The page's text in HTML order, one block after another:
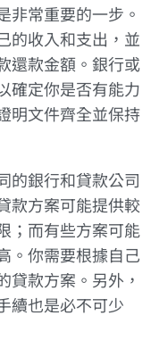
非常重要的一步。
的收入和支出，並
還款金額。銀行或
確定你是否有能力
明文件齊全並保持
的銀行和貸款公司
款方案可能提供較
；而有些方案可能
。你需要根據自己
貸款方案。另外，
續也是必不可少